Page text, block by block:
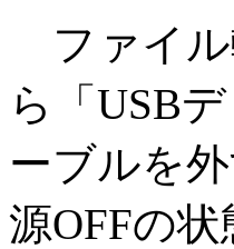
ファイル
ら「USB
ーブルを
源OFFの